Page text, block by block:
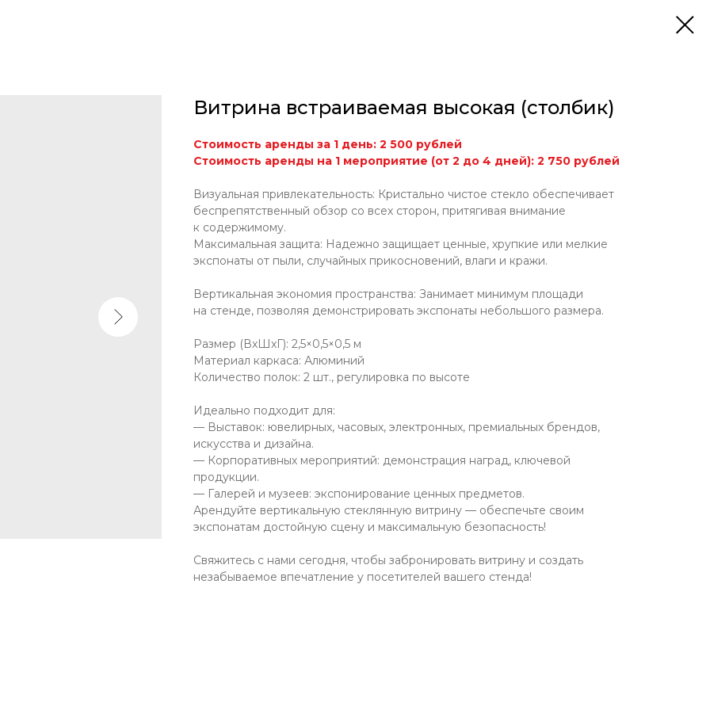
Витрина встраиваемая высокая (столбик)
Стоимость аренды за 1 день: 2 500 рублей
Стоимость аренды на 1 мероприятие (от 2 до 4 дней): 2 750 рублей
Визуальная привлекательность: Кристально чистое стекло обеспечивает
беспрепятственный обзор со всех сторон, притягивая внимание
к содержимому.
Максимальная защита: Надежно защищает ценные, хрупкие или мелкие
экспонаты от пыли, случайных прикосновений, влаги и кражи.
Вертикальная экономия пространства: Занимает минимум площади
на стенде, позволяя демонстрировать экспонаты небольшого размера.
Размер (ВxШxГ): 2,5×0,5×0,5 м
Материал каркаса: Алюминий
Количество полок: 2 шт., регулировка по высоте
Идеально подходит для:
— Выставок: ювелирных, часовых, электронных, премиальных брендов,
искусства и дизайна.
— Корпоративных мероприятий: демонстрация наград, ключевой
продукции.
— Галерей и музеев: экспонирование ценных предметов.
Арендуйте вертикальную стеклянную витрину — обеспечьте своим
экспонатам достойную сцену и максимальную безопасность!
Свяжитесь с нами сегодня, чтобы забронировать витрину и создать
незабываемое впечатление у посетителей вашего стенда!